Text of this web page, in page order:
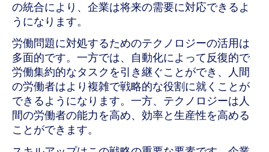
の統合により、企業は将来の需要に対応できるよ
うになります。
労働問題に対処するためのテクノロジーの活用は
多面的です。一方では、自動化によって反復的で
労働集約的なタスクを引き継ぐことができ、人間
の労働者はより複雑で戦略的な役割に就くことが
できるようになります。一方、テクノロジーは人
間の労働者の能力を高め、効率と生産性を高める
ことができます。